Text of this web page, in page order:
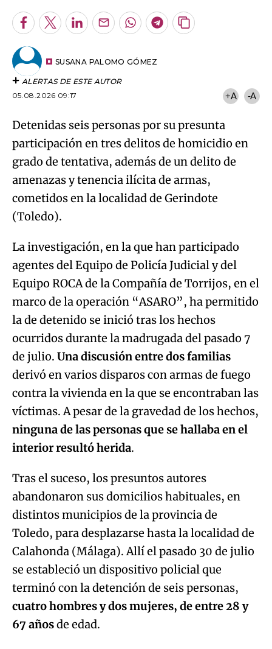
Facebook
TwitterLinkedInEnviarWhatsapp
Telegram
Copiar
SUSANA PALOMO GÓMEZ
ALERTAS DE ESTE AUTOR
05.08.2026 09:17
+A -A
Detenidas seis personas por su presunta
participación en tres delitos de homicidio en
grado de tentativa, además de un delito de
amenazas y tenencia ilícita de armas,
cometidos en la localidad de Gerindote
(Toledo).
La investigación, en la que han participado
agentes del Equipo de Policía Judicial y del
Equipo ROCA de la Compañía de Torrijos, en el
marco de la operación “ASARO”, ha permitido
la de detenido se inició tras los hechos
ocurridos durante la madrugada del pasado 7
de julio. Una discusión entre dos familias
derivó en varios disparos con armas de fuego
contra la vivienda en la que se encontraban las
víctimas. A pesar de la gravedad de los hechos,
ninguna de las personas que se hallaba en el
interior resultó herida.
Tras el suceso, los presuntos autores
abandonaron sus domicilios habituales, en
distintos municipios de la provincia de
Toledo, para desplazarse hasta la localidad de
Calahonda (Málaga). Allí el pasado 30 de julio
se estableció un dispositivo policial que
terminó con la detención de seis personas,
cuatro hombres y dos mujeres, de entre 28 y
67 añosde edad.